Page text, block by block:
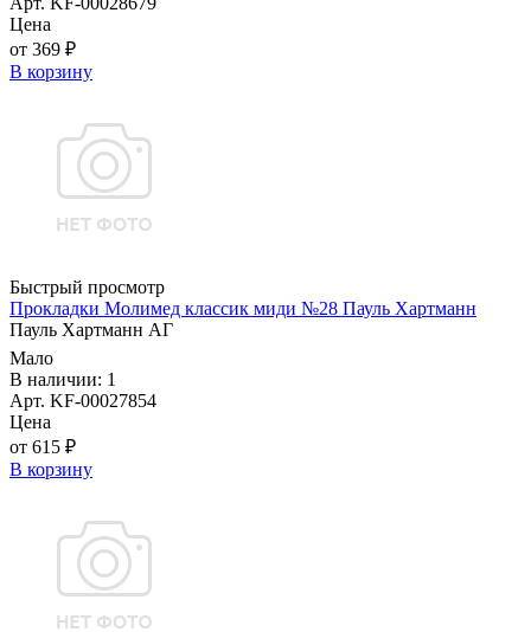
Цена
от 369 ₽
В корзину
Быстрый просмотр
Прокладки Молимед классик миди №28 Пауль Хартманн
Пауль Хартманн AГ
Мало
В наличии: 1
Арт. KF-00027854
Цена
от 615 ₽
В корзину